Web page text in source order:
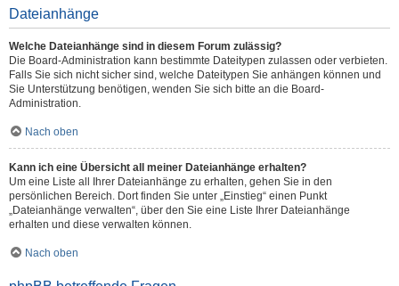
Dateianhänge
Welche Dateianhänge sind in diesem Forum zulässig?
Die Board-Administration kann bestimmte Dateitypen zulassen oder verbieten.
Falls Sie sich nicht sicher sind, welche Dateitypen Sie anhängen können und
Sie Unterstützung benötigen, wenden Sie sich bitte an die Board-
Administration.
Nach oben
Kann ich eine Übersicht all meiner Dateianhänge erhalten?
Um eine Liste all Ihrer Dateianhänge zu erhalten, gehen Sie in den
persönlichen Bereich. Dort finden Sie unter „Einstieg“ einen Punkt
„Dateianhänge verwalten“, über den Sie eine Liste Ihrer Dateianhänge
erhalten und diese verwalten können.
Nach oben